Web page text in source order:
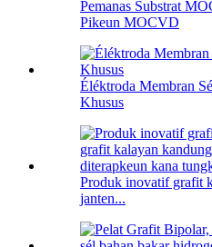
Pemanas Substrat
Pikeun MOCVD
Éléktroda Membran
Khusus
Produk inovatif grafit
janten...